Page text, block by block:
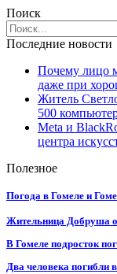
Поиск
Последние новости
Почему лицо
даже при
Житель
500
Meta и
центра
Полезное
Погода в Гомеле и
Жительница Добруша
В Гомеле подросток
Два человека погибли